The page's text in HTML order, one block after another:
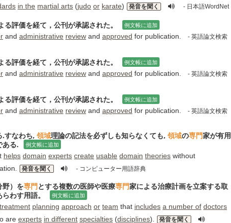
in the martial arts (judo or karate) 発音を聞く - 日本語WordNet
評価を経て，公刊が承認された。 例文帳に追加
and administrative review and approved for publication.
- 英語論文検索
評価を経て，公刊が承認された。 例文帳に追加
and administrative review and approved for publication.
- 英語論文検索
評価を経て，公刊が承認された。 例文帳に追加
and administrative review and approved for publication.
- 英語論文検索
すなわち, 領域理論の記法を必ずしも知らなくても, 領域の専門家が有用
ある. 例文帳に追加
helps domain experts create usable domain theories without
発音を聞く - コンピューター用語辞典
野）を専門とする複数の医師や医療専門家による治療計画を立案する取
わす用語。
例文帳に追加
treatment planning approach or team that includes a number of doctors
are experts in different specialties (disciplines).
発音を聞く